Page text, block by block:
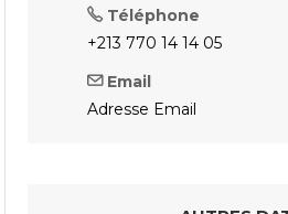
Téléphone
+213 770 14 14 05
Email
Adresse Email